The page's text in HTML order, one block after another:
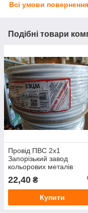
Всі умови повернення
Подібні товари
Провід ПВС 2х1
Запорізький завод
кольорових металів
(відрізаємо кратно 50м.)
22,40 ₴
Купити